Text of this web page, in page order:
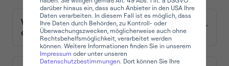
darüber hinaus ein, dass auch Anbieter in den USA Ihre
Daten verarbeiten. In diesem Fall ist es möglich, dass
Ihre Daten durch Behörden, zu Kontroll- oder
Überwachungszwecken, möglicherweise auch ohne
Rechtsbehelfsmöglichkeit, verarbeitet werden
können. Weitere Informationen finden Sie in unserem
Impressum oder unter unseren
Datenschutzbestimmungen . Dort können Sie Ihre
Wie kann man Eingangsrechnung buchen, wenn
die Positionen unterschiedliche MwSt. haben?